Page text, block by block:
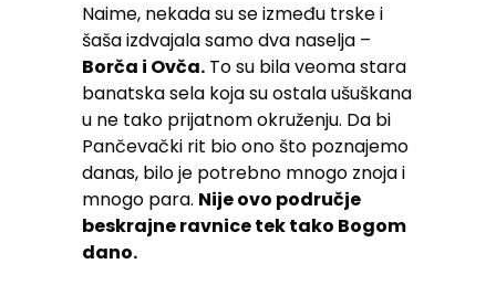
Naime, nekada su se između trske i
šaša izdvajala samo dva naselja –
Borča i Ovča. To su bila veoma stara
banatska sela koja su ostala ušuškana
u ne tako prijatnom okruženju. Da bi
Pančevački rit bio ono što poznajemo
danas, bilo je potrebno mnogo znoja i
mnogo para. Nije ovo područje
beskrajne ravnice tek tako Bogom
dano.